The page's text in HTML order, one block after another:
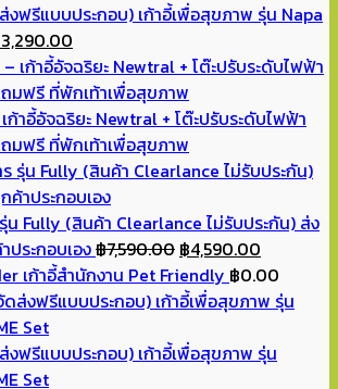
งฟรีแบบประกอบ) เก้าอี้เพื่อสุขภาพ รุ่น Napa
3,290.00
price
is:
฿3,290.00.
เก้าอี้อัจฉริยะ Newtral + โต๊ะปรับระดับไฟฟ้า
มฟรี ที่พักเท้าเพื่อสุขภาพ
น Fully (สินค้า Clearlance ไม่รับประกัน) ส่ง
ประกอบเอง฿7,590.00 Original
price
was:
฿4,590.00
price
is:
เก้าอี้สำนักงาน Pet Friendly ฿0.00
งฟรีแบบประกอบ) เก้าอี้เพื่อสุขภาพ รุ่น
Set